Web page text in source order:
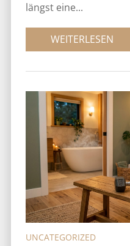
längst eine...
WEITERLESEN
UNCATEGORIZED